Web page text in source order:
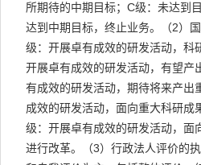
所期待的中期目标；C级：未达到
达到中期目标，终止业务。（2）
级：开展卓有成效的研发活动，科
开展卓有成效的研发活动，有望产
有成效的研发活动，期待将来产出
成效的研发活动，面向重大科研成
级：开展卓有成效的研发活动，面
进行改革。（3）行政法人评价的